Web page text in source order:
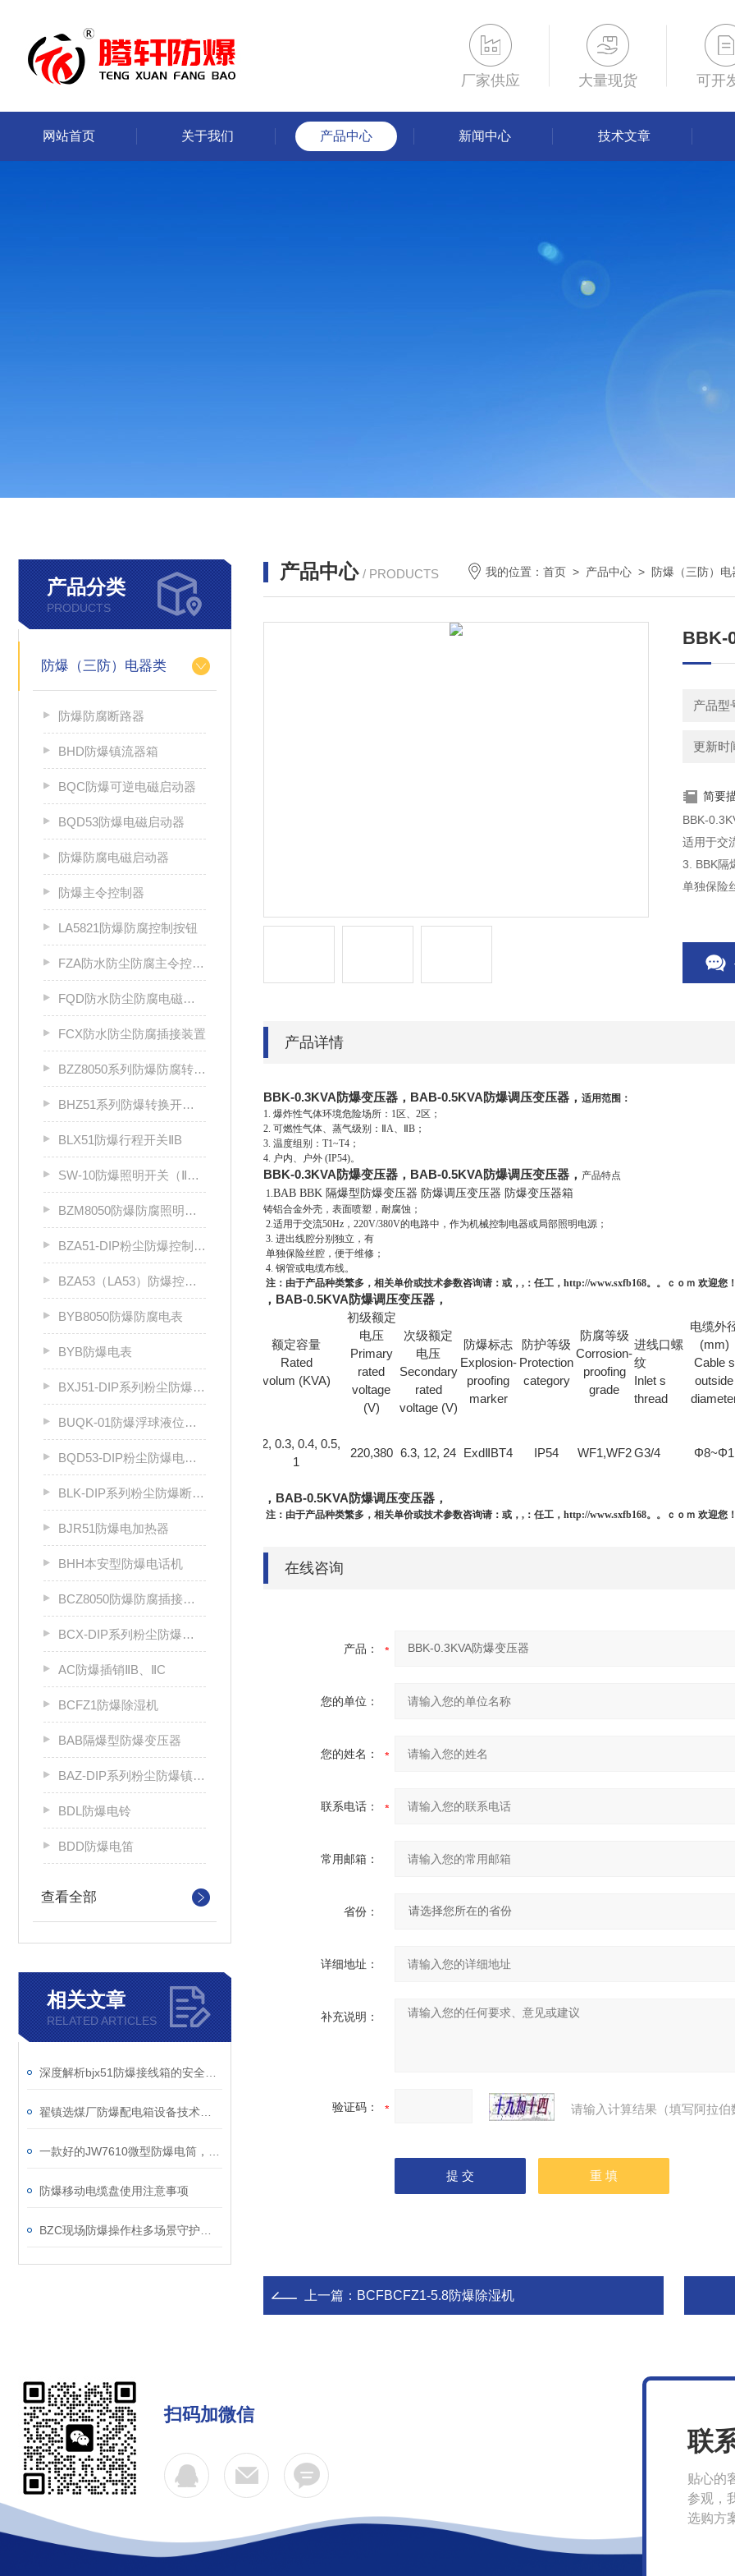
厂家供应 大量现货 可开
网站首页 关于我们 产品中心 新闻中心 技术文章
产品分类
PRODUCTS
防爆（三防）电器类
防爆防腐断路器
BHD防爆镇流器箱
BQC防爆可逆电磁启动器
BQD53防爆电磁启动器
防爆防腐电磁启动器
防爆主令控制器
LA5821防爆防腐控制按钮
FZA防水防尘防腐主令控制器
FQD防水防尘防腐电磁起动器
FCX防水防尘防腐插接装置
BZZ8050系列防爆防腐转换开关
BHZ51系列防爆转换开关（Ⅱ B、Ⅱ C）
BLX51防爆行程开关ⅡB
SW-10防爆照明开关（ⅡB级）
BZM8050防爆防腐照明开关
BZA51-DIP粉尘防爆控制按钮
BZA53（LA53）防爆控制按钮
BYB8050防爆防腐电表
BYB防爆电表
BXJ51-DIP系列粉尘防爆接线箱
BUQK-01防爆浮球液位控制器
BQD53-DIP粉尘防爆电磁起动器
BLK-DIP系列粉尘防爆断路器
BJR51防爆电加热器
BHH本安型防爆电话机
BCZ8050防爆防腐插接装置（Ⅱ C）
BCX-DIP系列粉尘防爆插销
AC防爆插销ⅡB、ⅡC
BCFZ1防爆除湿机
BAB隔爆型防爆变压器
BAZ-DIP系列粉尘防爆镇流器DIP A20
BDL防爆电铃
BDD防爆电笛
查看全部
相关文章
RELATED ARTICLES
防爆移动电缆盘使用注意事项
产品中心 / PRODUCTS 我的位置：首页 > 产品中心 > 防爆（三防）电
BBK-
产品型
更新时
简要
BBK-
适用于交
3. BBK隔
单独保险
产品详情
BBK-0.3KVA防爆变压器，BAB-0.5KVA防爆调压变压器， 适用范围：
1. 爆炸性气体环境危险场所：1区、2区；
2. 可燃性气体、蒸气级别：ⅡA、ⅡB；
3. 温度组别：T1~T4；
4. 户内、户外 (IP54)。
BBK-0.3KVA防爆变压器，BAB-0.5KVA防爆调压变压器， 产品特点
1.BAB BBK 隔爆型防爆变压器 防爆调压变压器 防爆变压器箱
铸铝合金外壳，表面喷塑，耐腐蚀；
2.适用于交流50Hz，220V/380V的电路中，作为机械控制电器或局部照明电源；
3. 进出线腔分别独立，有
单独保险丝腔，便于维修；
4. 钢管或电缆布线。
注：由于产品种类繁多，相关单价或技术参数咨询请：或，,：任工，http://www.sxfb168。。ｃｏｍ 欢迎您
，BAB-0.5KVA防爆调压变压器，
额定容量
Rated
volum (KVA)
初级额定
电压
Primary
rated
voltage
(V)
次级额定
电压
Secondary
rated
voltage (V)
防爆标志
Explosion-
proofing
marker
防护等级
Protection
category
防腐等级
Corrosion-
proofing
grade
进线口螺
纹
Inlet s
thread
电缆外
(mm)
Cable s
outside
0.2, 0.3, 0.4, 0.5,
1
220,380 6.3, 12, 24 ExdⅡBT4 IP54 WF1,WF2G3/4 Φ8~Φ1
，BAB-0.5KVA防爆调压变压器，
注：由于产品种类繁多，相关单价或技术参数咨询请：或，,：任工，http://www.sxfb168。。ｃｏｍ 欢迎您
在线咨询
产品：
您的单位：
您的姓名：
联系电话：
常用邮箱：
省份：
详细地址：
补充说明：
验证码： 请输入计算结果（填写阿拉
上一篇： BCFBCFZ1-5.8防爆除湿机
扫码加微信
联
贴心的
参观，
选购方